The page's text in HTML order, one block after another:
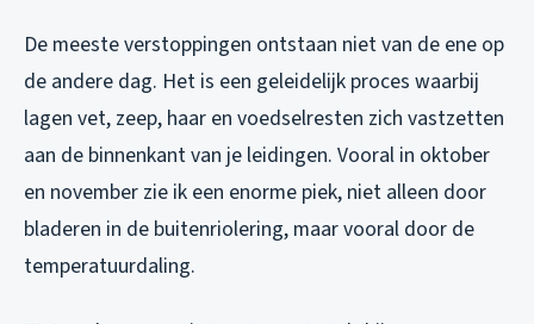
De meeste verstoppingen ontstaan niet van de ene op
de andere dag. Het is een geleidelijk proces waarbij
lagen vet, zeep, haar en voedselresten zich vastzetten
aan de binnenkant van je leidingen. Vooral in oktober
en november zie ik een enorme piek, niet alleen door
bladeren in de buitenriolering, maar vooral door de
temperatuurdaling.